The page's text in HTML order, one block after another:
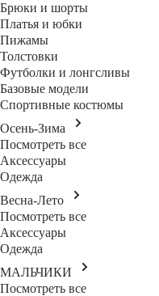
Брюки и шорты
Платья и юбки
Пижамы
Толстовки
Футболки и лонгсливы
Базовые модели
Спортивные костюмы
Осень-Зима
Посмотреть все
Аксессуары
Одежда
Весна-Лето
Посмотреть все
Аксессуары
Одежда
МАЛЬЧИКИ
Посмотреть все